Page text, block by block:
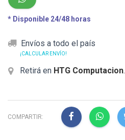
* Disponible 24/48 horas
Envíos a todo el país
¡CALCULAR ENVÍO!
Retirá en HTG Computacion.
COMPARTIR: